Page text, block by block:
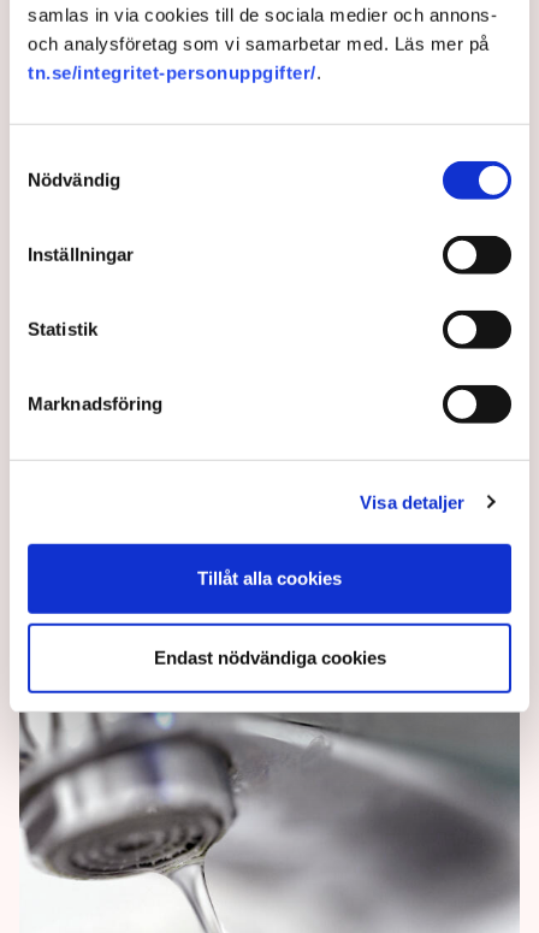
samlas in via cookies till de sociala medier och annons-
och analysföretag som vi samarbetar med. Läs mer på
tn.se/integritet-personuppgifter/.
Nödvändig
Inställningar
Statistik
Marknadsföring
Visa detaljer
Tillåt alla cookies
Endast nödvändiga cookies
Kristoffer Tamsons (M) på Aftonbladets debattsida.
10 months ago |
Uppmanar stockholmarna att
fortsätta spara vatten
Stockholmarna har hörsammat uppmaningen från i
fredags att spara på kranvattnet. Men det behöver
11 months ago | Av: TT